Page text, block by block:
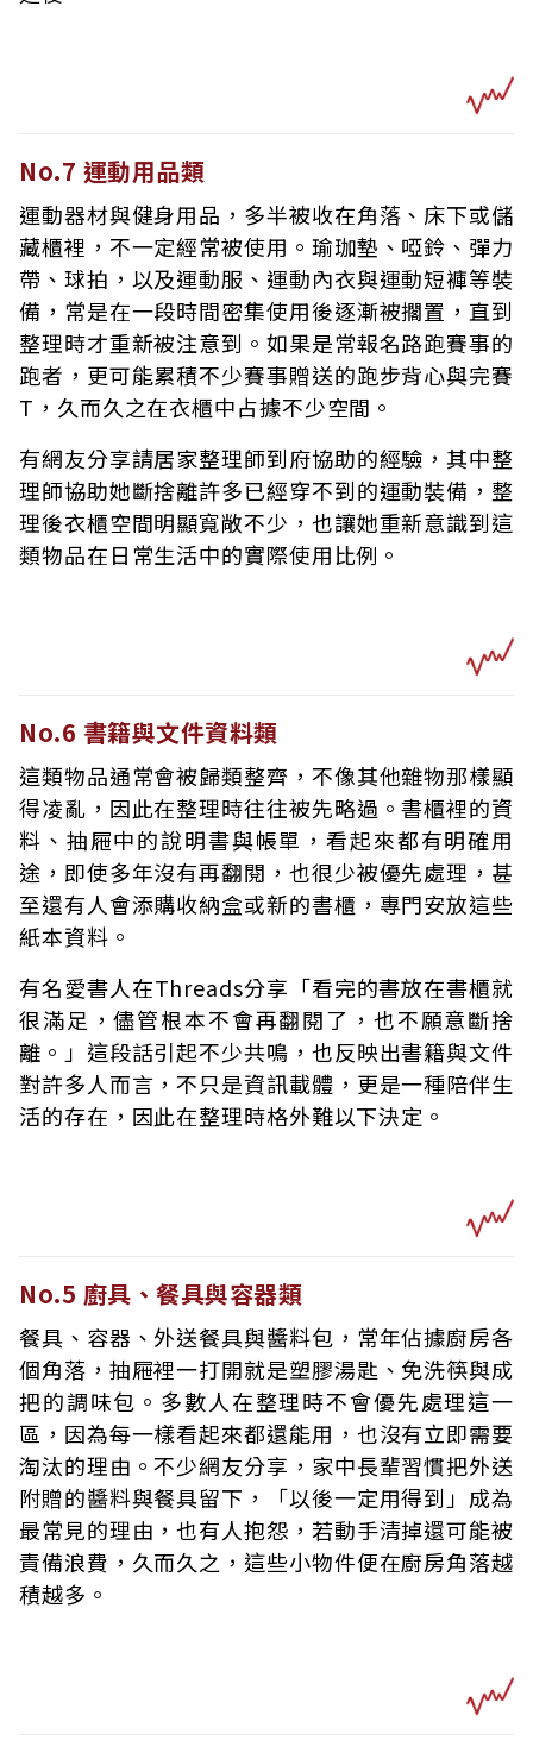
No.7 運動用品類
運動器材與健身用品，多半被收在角落、床下或儲
藏櫃裡，不一定經常被使用。瑜珈墊、啞鈴、彈力
帶、球拍，以及運動服、運動內衣與運動短褲等裝
備，常是在一段時間密集使用後逐漸被擱置，直到
整理時才重新被注意到。如果是常報名路跑賽事的
跑者，更可能累積不少賽事贈送的跑步背心與完賽
T，久而久之在衣櫃中占據不少空間。
有網友分享請居家整理師到府協助的經驗，其中整
理師協助她斷捨離許多已經穿不到的運動裝備，整
理後衣櫃空間明顯寬敞不少，也讓她重新意識到這
類物品在日常生活中的實際使用比例。
No.6 書籍與文件資料類
這類物品通常會被歸類整齊，不像其他雜物那樣顯
得凌亂，因此在整理時往往被先略過。書櫃裡的資
料、抽屜中的說明書與帳單，看起來都有明確用
途，即使多年沒有再翻閱，也很少被優先處理，甚
至還有人會添購收納盒或新的書櫃，專門安放這些
紙本資料。
有名愛書人在Threads分享「看完的書放在書櫃就
很滿足，儘管根本不會再翻閱了，也不願意斷捨
離。」這段話引起不少共鳴，也反映出書籍與文件
對許多人而言，不只是資訊載體，更是一種陪伴生
活的存在，因此在整理時格外難以下決定。
No.5 廚具、餐具與容器類
餐具、容器、外送餐具與醬料包，常年佔據廚房各
個角落，抽屜裡一打開就是塑膠湯匙、免洗筷與成
把的調味包。多數人在整理時不會優先處理這一
區，因為每一樣看起來都還能用，也沒有立即需要
淘汰的理由。不少網友分享，家中長輩習慣把外送
附贈的醬料與餐具留下，「以後一定用得到」成為
最常見的理由，也有人抱怨，若動手清掉還可能被
責備浪費，久而久之，這些小物件便在廚房角落越
積越多。